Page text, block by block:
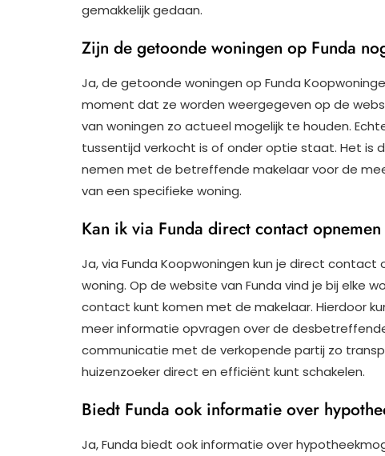
gemakkelijk gedaan.
Zijn de getoonde woningen op Funda
Ja, de getoonde woningen op Funda
moment dat ze worden weergegeven op de
van woningen zo actueel mogelijk te houden.
tussentijd verkocht is of onder optie staat. Het
nemen met de betreffende makelaar voor de
van een specifieke woning.
Kan ik via Funda direct contact
Ja, via Funda Koopwoningen kun je direct
woning. Op de website van Funda vind je bij elke
contact kunt komen met de makelaar. Hierdoor
meer informatie opvragen over de
communicatie met de verkopende partij zo
huizenzoeker direct en efficiënt kunt schakelen.
Biedt Funda ook informatie over
Ja, Funda biedt ook informatie over